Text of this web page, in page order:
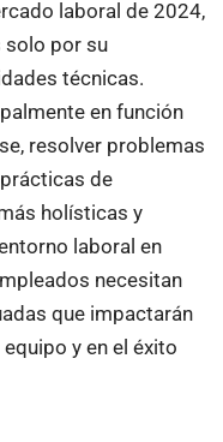
laboral de 2024,
solo por su
técnicas.
en función
resolver problemas
de
holísticas y
laboral en
necesitan
que impactarán
y en el éxito